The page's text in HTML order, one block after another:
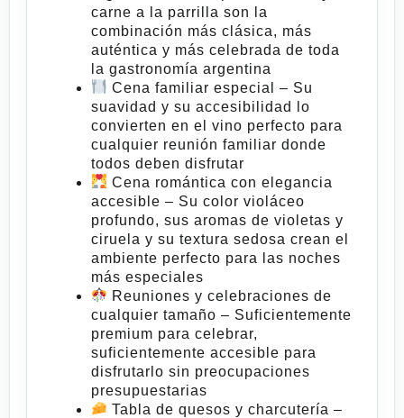
carne a la parrilla son la
combinación más clásica, más
auténtica y más celebrada de toda
la gastronomía argentina
Cena familiar especial
– Su
suavidad y su accesibilidad lo
convierten en el vino perfecto para
cualquier reunión familiar donde
todos deben disfrutar
Cena romántica con elegancia
accesible – Su color violáceo
profundo, sus aromas de violetas y
ciruela y su textura sedosa crean el
ambiente perfecto para las noches
más especiales
Reuniones y celebraciones de
cualquier tamaño – Suficientemente
premium para celebrar,
suficientemente accesible para
disfrutarlo sin preocupaciones
presupuestarias
Tabla de quesos y charcutería –